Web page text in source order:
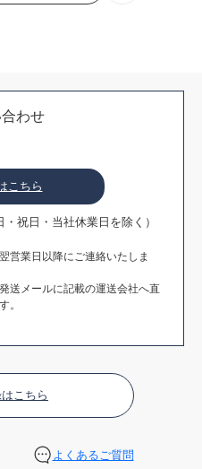
わせ
こちら
祝日・当社休業日を除く）
営業日以降にご連絡いたしま
送メールに記載の運送会社へ直
。
こちら
よくあるご質問